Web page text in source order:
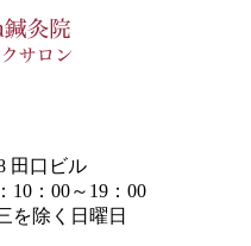
田口ビル
10：00～19：00
を除く日曜日